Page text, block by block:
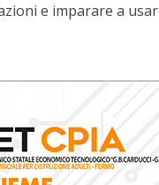
e imparare a